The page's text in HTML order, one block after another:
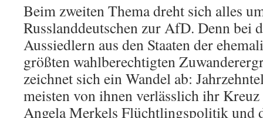
Beim zweiten Thema dreht sich alles
Russlanddeutschen zur AfD. Denn
Aussiedlern aus den Staaten der
größten wahlberechtigten
zeichnet sich ein Wandel ab:
meisten von ihnen verlässlich ihr
Angela Merkels Flüchtlingspolitik und